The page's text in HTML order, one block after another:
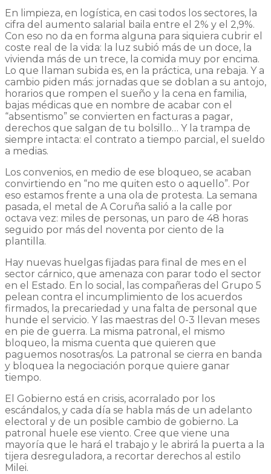
En limpieza, en logística, en casi todos los sectores, la
cifra del aumento salarial baila entre el 2% y el 2,9%.
Con eso no da en forma alguna para siquiera cubrir el
coste real de la vida: la luz subió más de un doce, la
vivienda más de un trece, la comida muy por encima.
Lo que llaman subida es, en la práctica, una rebaja. Y a
cambio piden más: jornadas que se doblan a su antojo,
horarios que rompen el sueño y la cena en familia,
bajas médicas que en nombre de acabar con el
“absentismo” se convierten en facturas a pagar,
derechos que salgan de tu bolsillo… Y la trampa de
siempre intacta: el contrato a tiempo parcial, el sueldo
a medias.
Los convenios, en medio de ese bloqueo, se acaban
convirtiendo en “no me quiten esto o aquello”. Por
eso estamos frente a una ola de protesta. La semana
pasada, el metal de A Coruña salió a la calle por
octava vez: miles de personas, un paro de 48 horas
seguido por más del noventa por ciento de la
plantilla.
Hay nuevas huelgas fijadas para final de mes en el
sector cárnico, que amenaza con parar todo el sector
en el Estado. En lo social, las compañeras del Grupo 5
pelean contra el incumplimiento de los acuerdos
firmados, la precariedad y una falta de personal que
hunde el servicio. Y las maestras del 0-3 llevan meses
en pie de guerra. La misma patronal, el mismo
bloqueo, la misma cuenta que quieren que
paguemos nosotras/os. La patronal se cierra en banda
y bloquea la negociación porque quiere ganar
tiempo.
El Gobierno está en crisis, acorralado por los
escándalos, y cada día se habla más de un adelanto
electoral y de un posible cambio de gobierno. La
patronal huele ese viento. Cree que viene una
mayoría que le hará el trabajo y le abrirá la puerta a la
tijera desreguladora, a recortar derechos al estilo
Milei.